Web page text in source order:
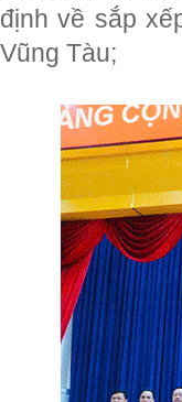
định về sắp
Vũng Tàu;